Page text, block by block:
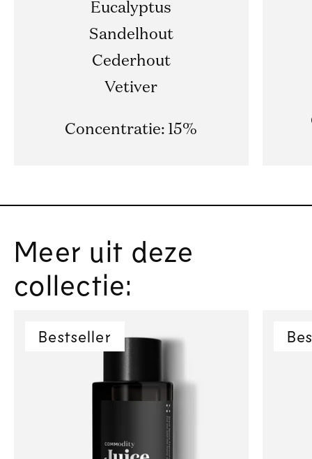
Eucalyptus
Sandelhout
Cederhout
Vetiver
Concentratie: 15%
Meer uit deze
collectie:
Bestseller